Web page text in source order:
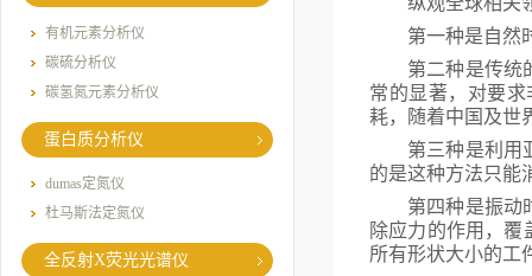
有机元素分析仪
碳硫分析仪
碳氢氮元素分析仪
蛋白质分析仪
dumas定氮仪
杜马斯法定氮仪
全反射X荧光光谱仪
第一种是自然
第二种是传统
常的显著，对要
耗，随着中国及世
第三种是利用
的是这种方法只能
第四种是振动
除应力的作用，覆
所有形状大小的工